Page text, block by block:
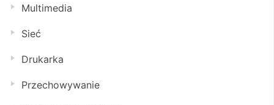
Multimedia
Sieć
Drukarka
Przechowywanie